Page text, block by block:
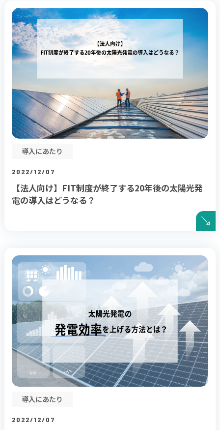
導入にあたり
2022/12/07
【法人向け】FIT制度が終了する20年後の太陽光発
電の導入はどうなる？
導入にあたり
2022/12/07